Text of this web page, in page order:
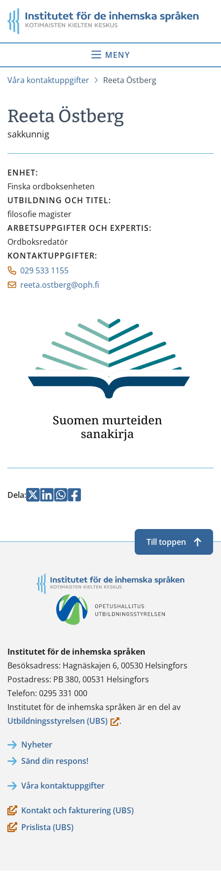
till
innehåll
Startsida
MENY
Våra kontaktuppgifter Reeta Östberg
Reeta Östberg
sakkunnig
ENHET:
Finska ordboksenheten
UTBILDNING OCH TITEL:
filosofie magister
ARBETSUPPGIFTER OCH EXPERTIS:
Ordboksredatör
KONTAKTUPPGIFTER:
029 533 1155
reeta.ostberg@oph.fi
Dela:Jaa Jaa Jaa
Jaa
Institutet för de inhemska språken
Besöksadress: Hagnäskajen 6, 00530 Helsingfors
Postadress: PB 380, 00531 Helsingfors
Telefon: 0295 331 000
Institutet för de inhemska språken är en del av
Utbildningsstyrelsen (UBS)(du.
Nyheter
Sänd din respons!
Våra kontaktuppgifter
Kontakt och fakturering (UBS)
Prislista (UBS)
Till toppen